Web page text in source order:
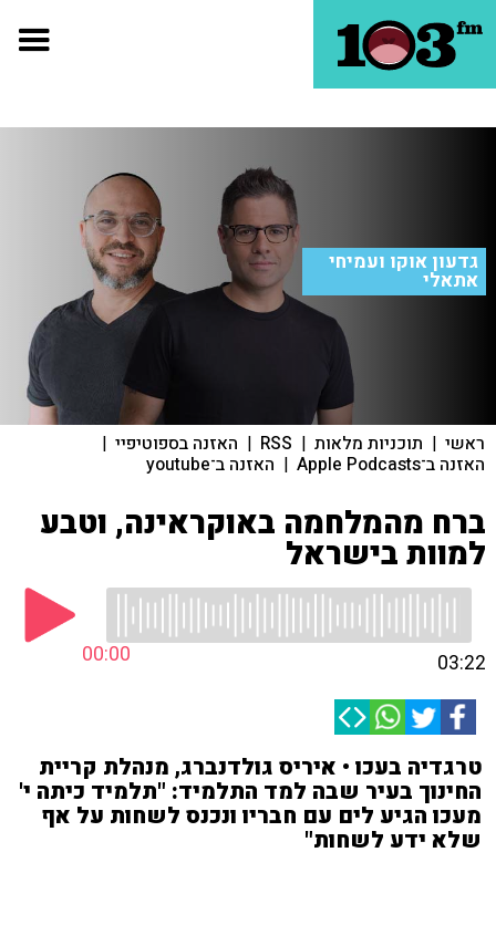
גדעון אוקו ועמיחי
אתאלי
ראשי | תוכניות מלאות |
RSS
| האזנה בספוטיפיי |
האזנה ב־Apple Podcasts | האזנה ב־youtube
ברח מהמלחמה באוקראינה, וטבע
למוות בישראל
00:00 03:22
טרגדיה בעכו • איריס גולדנברג, מנהלת קריית
החינוך בעיר שבה למד התלמיד: "תלמיד כיתה י'
מעכו הגיע לים עם חבריו ונכנס לשחות על אף
שלא ידע לשחות"